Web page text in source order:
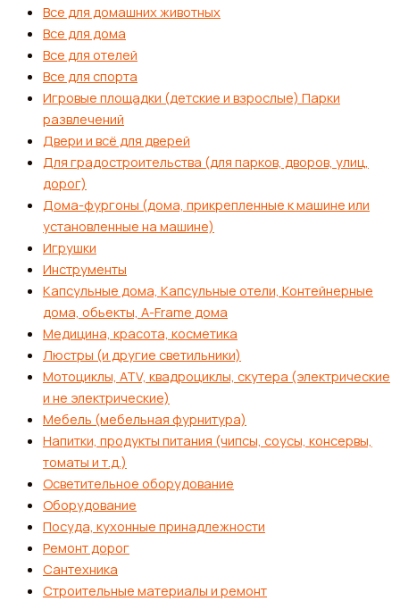
Все для домашних животных
Все для дома
Все для отелей
Все для спорта
Игровые площадки (детские и взрослые) Парки
развлечений
Двери и всё для дверей
Для градостроительства (для парков, дворов, улиц,
дорог)
Дома-фургоны (дома, прикрепленные к машине или
установленные на машине)
Игрушки
Инструменты
Капсульные дома, Капсульные отели, Контейнерные
дома, обьекты, А-Frame дома
Медицина, красота, косметика
Люстры (и другие светильники)
Мотоциклы, ATV, квадроциклы, скутера (электрические
и не электрические)
Мебель (мебельная фурнитура)
Напитки, продукты питания (чипсы, соусы, консервы,
томаты и т.д.)
Осветительное оборудование
Оборудование
Посуда, кухонные принадлежности
Ремонт дорог
Сантехника
Строительные материалы и ремонт